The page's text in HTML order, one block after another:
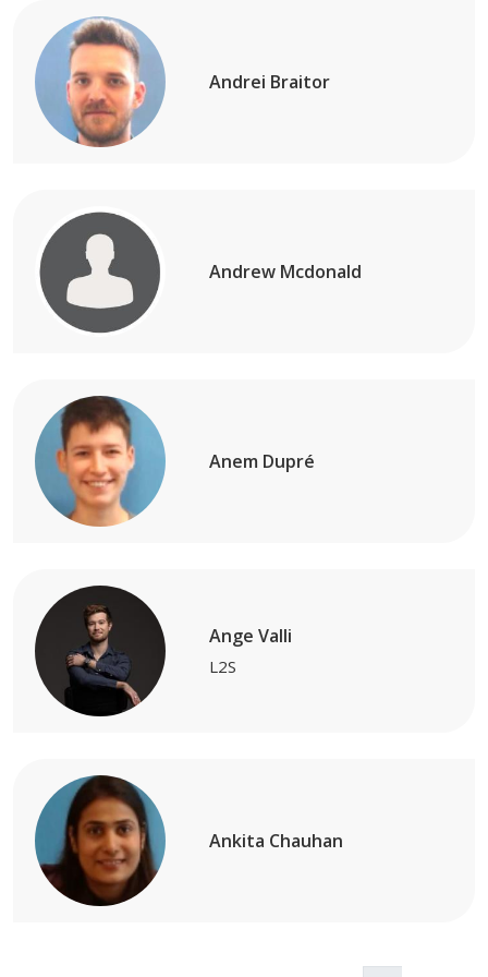
Andrei Braitor
Andrew Mcdonald
Anem Dupré
Ange Valli
L2S
Ankita Chauhan